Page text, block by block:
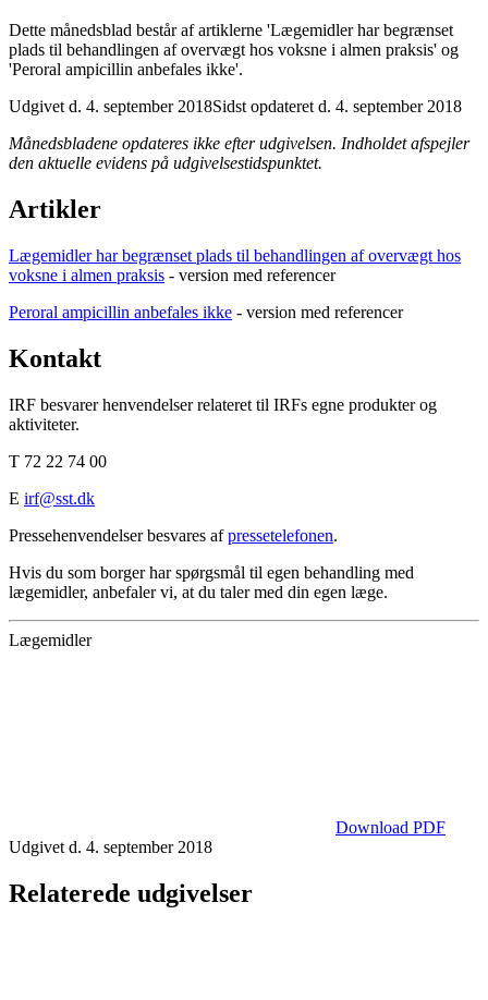
Dette månedsblad består af artiklerne 'Lægemidler har begrænset
plads til behandlingen af overvægt hos voksne i almen praksis' og
'Peroral ampicillin anbefales ikke'.
Udgivet d. 4. september 2018Sidst opdateret d. 4. september 2018
Månedsbladene opdateres ikke efter udgivelsen. Indholdet afspejler
den aktuelle evidens på udgivelsestidspunktet.
Artikler
Lægemidler har begrænset plads til behandlingen af overvægt hos
voksne i almen praksis - version med referencer
Peroral ampicillin anbefales ikke - version med referencer
Kontakt
IRF besvarer henvendelser relateret til IRFs egne produkter og
aktiviteter.
T 72 22 74 00
E irf@sst.dk
Pressehenvendelser besvares afpressetelefonen.
Hvis du som borger har spørgsmål til egen behandling med
lægemidler, anbefaler vi, at du taler med din egen læge.
Lægemidler
Download PDF
Udgivet d. 4. september 2018
Relaterede udgivelser